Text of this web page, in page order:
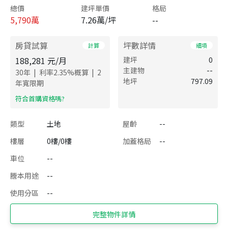
總價
5,790萬
建坪單價
7.26萬/坪
格局
--
房貸試算 計算
188,281 元/月
30年 | 利率2.35%概算 | 2
年寬限期
​符合首購資格嗎?
坪數詳情 細項
建坪
0
主建物
--
地坪
797.09
類型 土地 屋齡
--
樓層
0樓/0樓 加蓋格局
--
車位
--
謄本用途
--
使用分區
--
完整物件詳情